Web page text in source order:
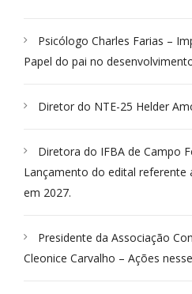
Psicólogo Charles Farias –
Papel do pai no
Diretor do NTE-25 Helder
Diretora do IFBA de Campo
Lançamento do edital referente
em 2027.
Presidente da Associação
Cleonice Carvalho – Ações